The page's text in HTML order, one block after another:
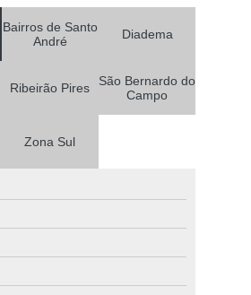
Bairros de Santo
André
Diadema
Ribeirão Pires
São Bernardo do
Campo
Zona Sul